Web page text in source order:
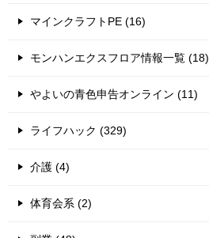
マインクラフトPE (16)
モンハンエクスフロア情報一覧 (18)
やよいの青色申告オンライン (11)
ライフハック (329)
介護 (4)
体育会系 (2)